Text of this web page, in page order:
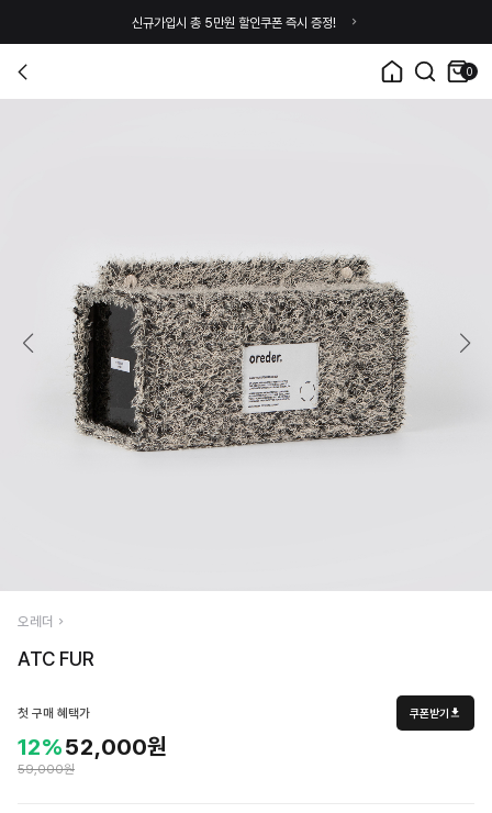
신규가입시 총 5만원 할인쿠폰 즉시 증정!
0
오레더
ATC FUR
첫 구매 혜택가 쿠폰받기
12%52,000원
59,000원